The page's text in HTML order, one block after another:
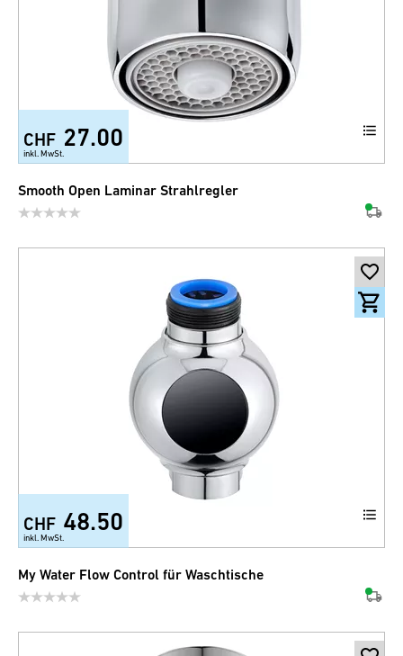
CHF 27.00
inkl. MwSt.
Smooth Open Laminar Strahlregler
CHF 48.50
inkl. MwSt.
My Water Flow Control für Waschtische